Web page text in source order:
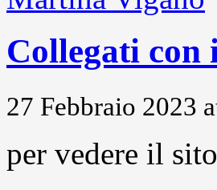
Collegati
27 Febbraio 2023
per vedere il